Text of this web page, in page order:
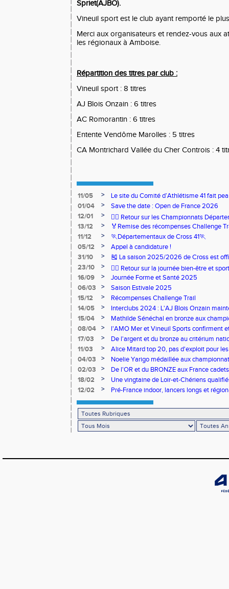
Spriet(AJBO).
Vineuil sport est le club ayant remporté le
Merci aux organisateurs et rendez-vous aux
les régionaux à Amboise.
Répartition des titres par club :
Vineuil sport : 8 titres
AJ Blois Onzain : 6 titres
AC Romorantin : 6 titres
Entente Vendôme Marolles : 5 titres
CA Montrichard Vallée du Cher Controis : 4
11/05 >
Le site du Comité d’Athlétisme 41 fait
01/04
>
Save the date : Open de France 2026
12/01
>
🏃‍♂️ Retour sur les Championnats
13/12
>
🏅Remise des récompenses Challenge
11/12
>
🏃Départementaux de Cross 41🏃
05/12
>
Appel à candidature !
31/10
>
🎽 La saison 2025/2026 de Cross est
23/10
>
🧘‍♀️ Retour sur la journée bien-être et
16/09
>
Journée Forme et Santé 2025
06/03
>
Saison Estivale 2025
15/12
>
Récompenses Challenge Trail
14/05
>
Interclubs 2024 : L'AJ Blois Onzain
Romorantin en N2B
15/04 >
Mathilde Sénéchal en bronze aux
08/04
>
l'AMO Mer et Vineuil Sports confirment
benjamins
17/03 >
De l'argent et du bronze au critérium
11/03
>
Alice Mitard top 20, pas d'exploit pour
04/03
>
Noelie Yarigo médaillée aux
02/03
>
De l'OR et du BRONZE aux France
18/02
>
Une vingtaine de Loir-et-Chériens
12/02
> Pré-France indoor, lancers longs et